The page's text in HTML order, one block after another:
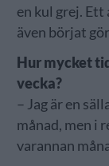
en kul grej. Ett
även börjat
Hur mycket
vecka?
– Jag är en
månad, men i
varannan